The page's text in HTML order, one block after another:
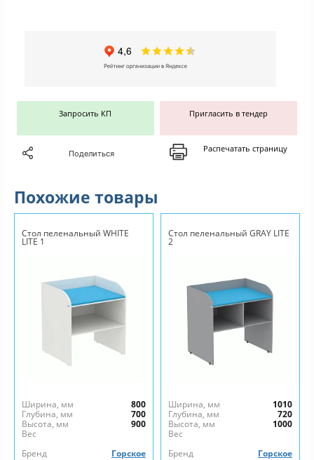
Запросить КП Пригласить в тендер
Поделиться Распечатать страницу
Похожие товары
Стол пеленальный WHITE
LITE 1
Ширина, мм
800
Глубина, мм
700
Высота, мм
900
Вес
Бренд
Горское
Стол пеленальный GRAY LITE
2
Ширина, мм
1010
Глубина, мм
720
Высота, мм
1000
Вес
Бренд
Горское